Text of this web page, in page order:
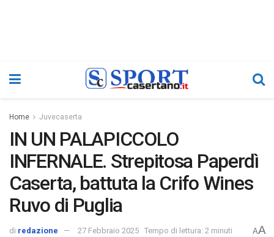
Home Juvecaserta
IN UN PALAPICCOLO
INFERNALE. Strepitosa Paperdì
Caserta, battuta la Crifo Wines
Ruvo di Puglia
di redazione 27 Febbraio 2025 Tempo di lettura: 2 minuti AA